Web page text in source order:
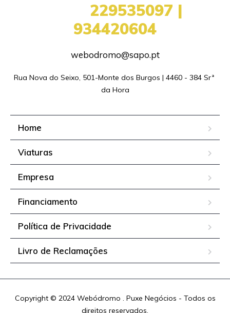
229535097 |
934420604
webodromo@sapo.pt
Rua Nova do Seixo, 501-Monte dos Burgos | 4460 - 384 Srª
da Hora
Home
Viaturas
Empresa
Financiamento
Política de Privacidade
Livro de Reclamações
Copyright © 2024 Webódromo . Puxe Negócios - Todos os
direitos reservados.